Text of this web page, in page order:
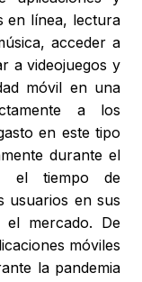
en línea, lectura
acceder a
a videojuegos y
móvil en una
a los
en este tipo
durante el
el tiempo de
usuarios en sus
el mercado. De
móviles
la pandemia